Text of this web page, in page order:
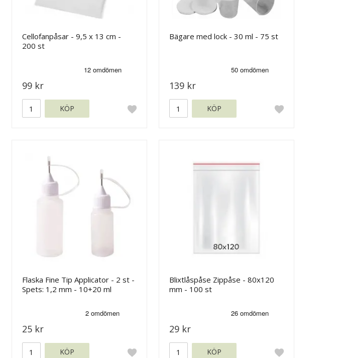
Cellofanpåsar - 9,5 x 13 cm -
200 st
99 kr
KÖP
Bägare med lock - 30 ml - 75 st
139 kr
KÖP
Flaska Fine Tip Applicator - 2 st -
Spets: 1,2 mm - 10+20 ml
25 kr
KÖP
Blixtlåspåse Zippåse - 80x120
mm - 100 st
29 kr
KÖP